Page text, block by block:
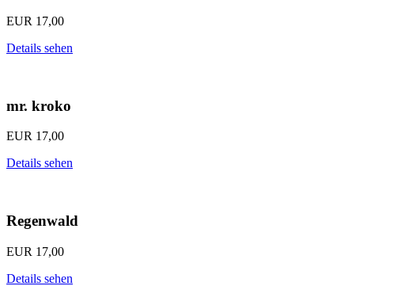
EUR 17,00
Details sehen
mr. kroko
EUR 17,00
Details sehen
Regenwald
EUR 17,00
Details sehen